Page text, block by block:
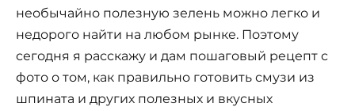
необычайно полезную зелень можно легко и
недорого найти на любом рынке. Поэтому
сегодня я расскажу и дам пошаговый рецепт с
фото о том, как правильно готовить смузи из
шпината и других полезных и вкусных